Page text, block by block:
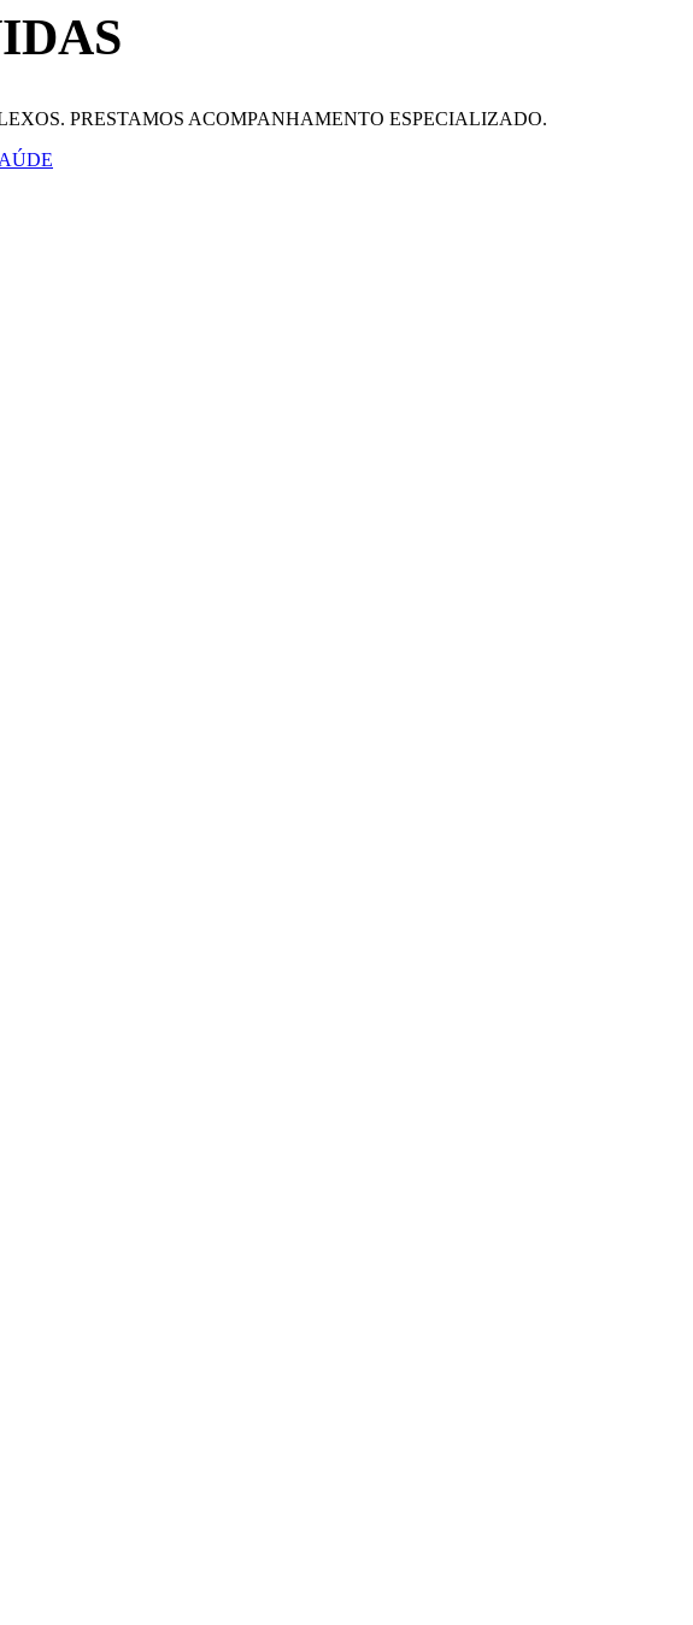
PRESTAMOS ACOMPANHAMENTO ESPECIALIZADO.